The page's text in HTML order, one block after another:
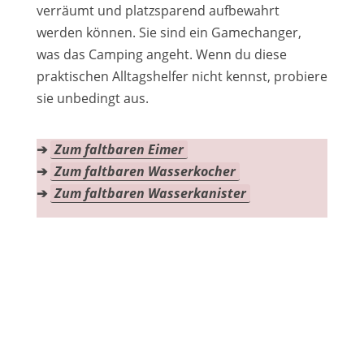
verräumt und platzsparend aufbewahrt
werden können. Sie sind ein Gamechanger,
was das Camping angeht. Wenn du diese
praktischen Alltagshelfer nicht kennst, probiere
sie unbedingt aus.
➔ Zum faltbaren Eimer
➔ Zum faltbaren Wasserkocher
➔ Zum faltbaren Wasserkanister